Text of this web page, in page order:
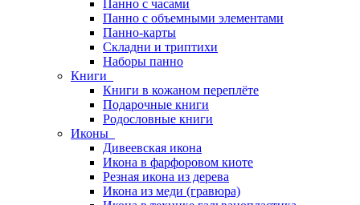
Панно с часами
Панно с объемными элементами
Панно-карты
Складни и триптихи
Наборы панно
Книги
Книги в кожаном переплёте
Подарочные книги
Родословные книги
Иконы
Дивеевская икона
Икона в фарфоровом киоте
Резная икона из дерева
Икона из меди (гравюра)